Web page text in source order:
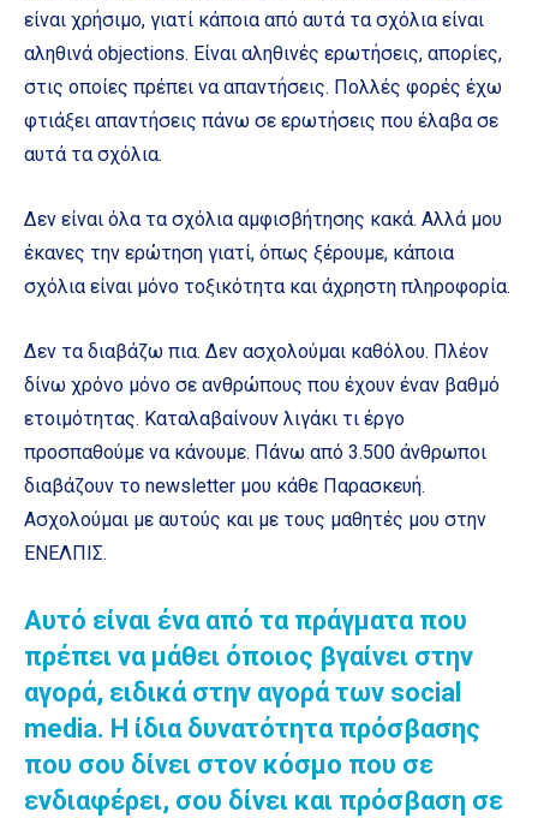
είναι χρήσιμο, γιατί κάποια από αυτά τα σχόλια είναι
αληθινά objections. Είναι αληθινές ερωτήσεις, απορίες,
στις οποίες πρέπει να απαντήσεις. Πολλές φορές έχω
φτιάξει απαντήσεις πάνω σε ερωτήσεις που έλαβα σε
αυτά τα σχόλια.
Δεν είναι όλα τα σχόλια αμφισβήτησης κακά. Αλλά μου
έκανες την ερώτηση γιατί, όπως ξέρουμε, κάποια
σχόλια είναι μόνο τοξικότητα και άχρηστη πληροφορία.
Δεν τα διαβάζω πια. Δεν ασχολούμαι καθόλου. Πλέον
δίνω χρόνο μόνο σε ανθρώπους που έχουν έναν βαθμό
ετοιμότητας. Καταλαβαίνουν λιγάκι τι έργο
προσπαθούμε να κάνουμε. Πάνω από 3.500 άνθρωποι
διαβάζουν το newsletter μου κάθε Παρασκευή.
Ασχολούμαι με αυτούς και με τους μαθητές μου στην
ΕΝΕΛΠΙΣ.
Αυτό είναι ένα από τα πράγματα που
πρέπει να μάθει όποιος βγαίνει στην
αγορά, ειδικά στην αγορά των social
media. Η ίδια δυνατότητα πρόσβασης
που σου δίνει στον κόσμο που σε
ενδιαφέρει, σου δίνει και πρόσβαση σε